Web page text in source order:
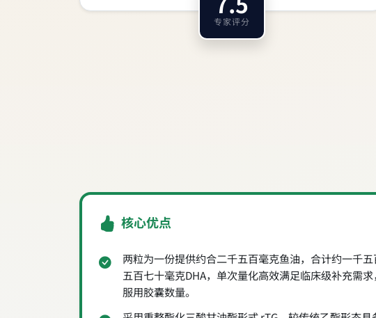
专家评分
核心优点
两粒为一份提供约合二千五百毫克鱼油，合计约一千五
五百七十毫克DHA，单次量化高效满足临床级补充需
服用胶囊数量。